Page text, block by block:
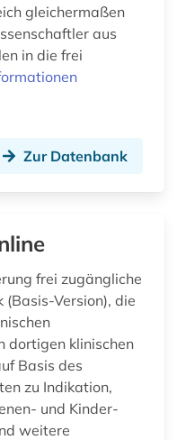
gleichermaßen
aus
in die frei
Zur Datenbank
frei zugängliche
Version), die
dortigen klinischen
Basis des
zu Indikation,
und Kinder-
weitere